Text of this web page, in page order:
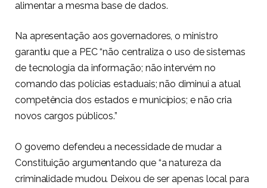
alimentar a mesma base de dados.
Na apresentação aos governadores, o ministro
garantiu que a PEC “não centraliza o uso de sistemas
de tecnologia da informação; não intervém no
comando das polícias estaduais; não diminui a atual
competência dos estados e municípios; e não cria
novos cargos públicos.”
O governo defendeu a necessidade de mudar a
Constituição argumentando que “a natureza da
criminalidade mudou. Deixou de ser apenas local para